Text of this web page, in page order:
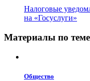
Налоговые
на «Госуслуги»
Материалы по
Общество